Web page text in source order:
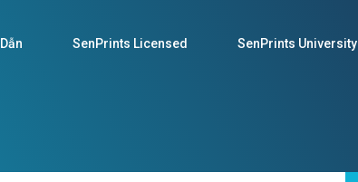
SenPrints Licensed SenPrints University